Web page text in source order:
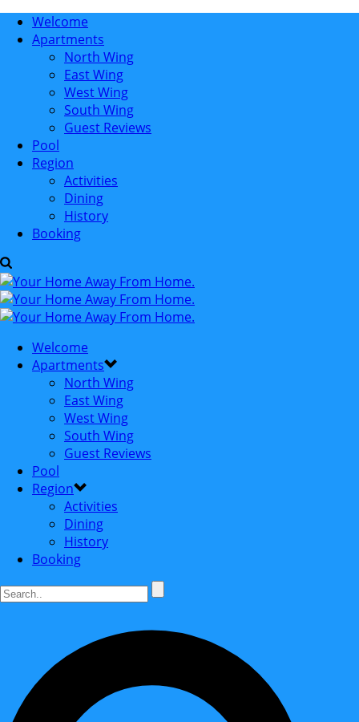
Welcome
Apartments
North Wing
East Wing
West Wing
South Wing
Guest Reviews
Pool
Region
Activities
Dining
History
Booking
Welcome
Apartments
North Wing
East Wing
West Wing
South Wing
Guest Reviews
Pool
Region
Activities
Dining
History
Booking